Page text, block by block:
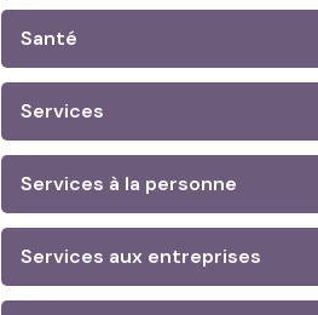
Santé
Services
Services à la personne
Services aux entreprises